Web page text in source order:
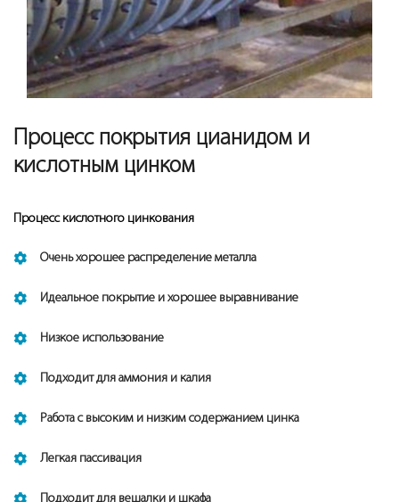
Процесс покрытия цианидом и
кислотным цинком
Процесс кислотного цинкования
Очень хорошее распределение металла
Идеальное покрытие и хорошее выравнивание
Низкое использование
Подходит для аммония и калия
Работа с высоким и низким содержанием цинка
Легкая пассивация
Подходит для вешалки и шкафа